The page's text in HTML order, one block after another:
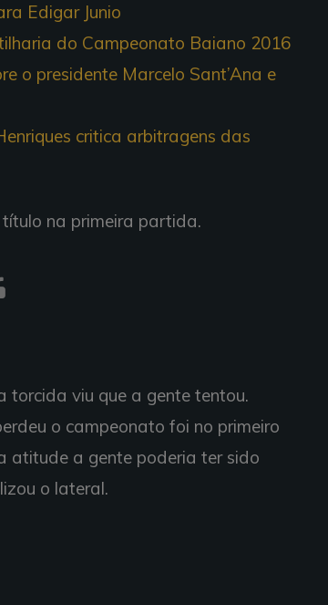
Edigar Junio
do Campeonato Baiano 2016
o presidente Marcelo Sant’Ana e
critica arbitragens das
na primeira partida.
torcida viu que a gente tentou.
o campeonato foi no primeiro
atitude a gente poderia ter sido
o lateral.